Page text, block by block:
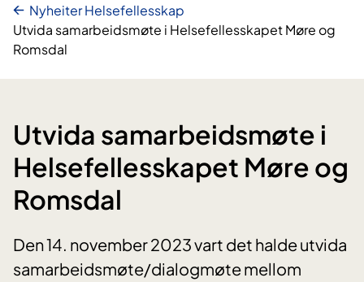
Nyheiter Helsefellesskap
Utvida samarbeidsmøte i Helsefellesskapet Møre og
Romsdal
Utvida samarbeidsmøte i
Helsefellesskapet Møre og
Romsdal
Den 14. november 2023 vart det halde utvida
samarbeidsmøte/dialogmøte mellom